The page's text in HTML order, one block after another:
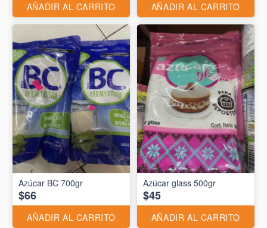
AÑADIR AL CARRITO AÑADIR AL CARRITO
Azúcar BC 700gr
$66
AÑADIR AL CARRITO
Azúcar glass 500gr
$45
AÑADIR AL CARRITO